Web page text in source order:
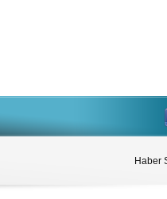
Ravza Zeybek
Haber